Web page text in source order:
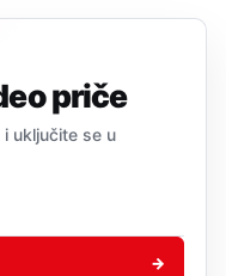
priče
uključite se u
→